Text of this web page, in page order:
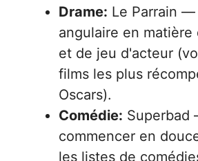
Drame: Le Parrain
angulaire en matière
et de jeu d'acteur
films les plus
Oscars).
Comédie: Superbad
commencer en
les listes de